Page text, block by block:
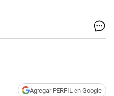
Agregar PERFIL en Google